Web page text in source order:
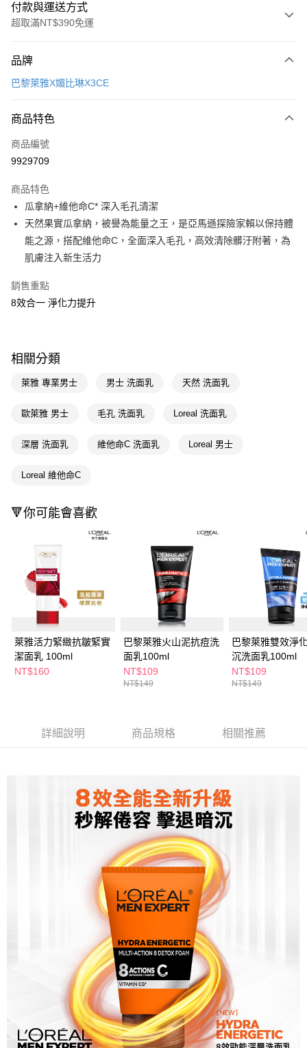
付款與運送方式
超取滿NT$390免運
POYA支付
超商取貨付款
LINE Pay
街口支付
悠遊付
Google Pay
相關說明
【關於「AFTEE先享後付」】
２．便利：只要手機號碼，簡訊認證，即可結帳。
３．安心：先確認商品／服務後，再付款。
【「AFTEE先享後付」結帳流程】
結帳頁面，進行簡訊認證並確認金額後，即可完成結帳。
３．收到繳費通知簡訊後14天內，點擊此簡訊中的連結，可透過四大超商／
ATM／網路銀行／等多元方式進行付款，方視為交易完成。
購買商品的店家。未經商家同意取消之訂單仍視為有效，需透過AFTEE先享
是否繳費成功／繳費後需取消欲退款等相關疑問，請聯繫「AFTEE先享後付
【注意事項】
１．透過由恩沛科技股份有限公司提供之「AFTEE先享後付」服務完成之交
易，需依本服務之必要範圍內提供個人資料，並將交易相關給付款項請求債
權轉讓予恩沛科技股份有限公司。
２．關於個人資料處理事宜，請瀏覽以下網址：
https://aftee.tw/terms/#terms3
３．未成年的使用者請事先徵得法定代理人或監護人之同意方可使用
「AFTEE先享後付」，若未經同意申辦者引起之損失，本公司不負相關責
任。
４．使用「AFTEE先享後付」時，將依據個別帳號之用戶狀況，依本公司即
時審查核予不同之上限額度；若仍有額度不足之情形，本公司將視審查結果
每筆NT$65，滿NT$390(含以上)免運費
付款後全家取貨
每筆NT$65，滿NT$490(含以上)免運費
每筆NT$65，滿NT$490(含以上)免運費
7-11取貨付款
每筆NT$65，滿NT$490(含以上)免運費
付款後7-11取貨
每筆NT$65，滿NT$490(含以上)免運費
每筆NT$100，滿NT$790(含以上)免運費
付款後寶雅門市自取(由倉庫統一出貨)
品牌
巴黎萊雅X媚比琳X3CE
商品特色
商品編號
9929709
商品特色
瓜拿納+維他命C* 深入毛孔清潔
天然果實瓜拿納，被譽為能量之王，是亞馬遜探險家賴以保持體
能之源，搭配維他命C，全面深入毛孔，高效清除髒汙附著，為
肌膚注入新生活力
銷售重點
8效合一 淨化力提升
相關分類
萊雅 專業男士 男士 洗面乳 天然 洗面乳
歐萊雅 男士 毛孔 洗面乳 Loreal 洗面乳
深層 洗面乳 維他命C 洗面乳 Loreal 男士
Loreal 維他命C
🔻你可能會喜歡
萊雅活力緊緻抗皺緊實
潔面乳 100ml
NT$160
巴黎萊雅火山泥抗痘洗
面乳100ml
NT$109
NT$149
巴黎萊雅雙效淨
沉洗面乳100ml
NT$109
NT$149
詳細說明 商品規格 相關推薦